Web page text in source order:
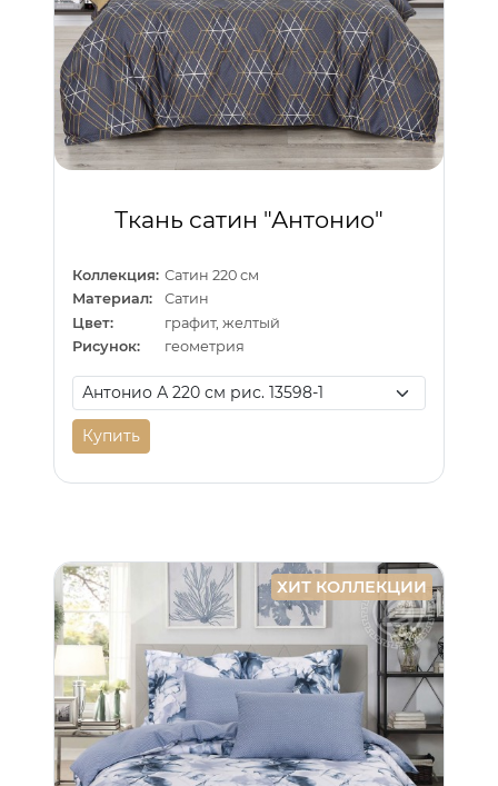
Ткань сатин "Антонио"
Коллекция: Сатин 220 см
Материал:
Сатин
Цвет:
графит, желтый
Рисунок:
геометрия
Купить
ХИТ КОЛЛЕКЦИИ